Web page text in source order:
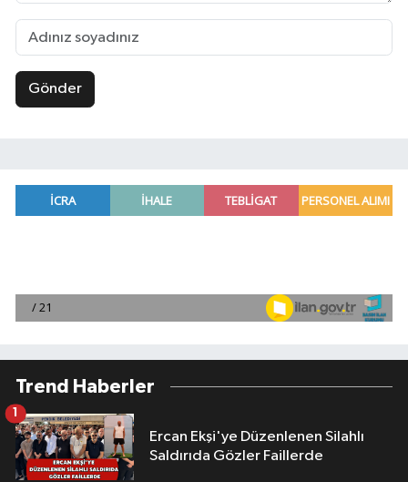
Gönder
Trend Haberler
Ercan Ekşi'ye Düzenlenen Silahlı
Saldırıda Gözler Faillerde
1